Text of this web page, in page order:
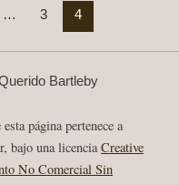
… 3 4
Bartleby
página pertenece a
bajo una licenciaCreative
No Comercial Sin